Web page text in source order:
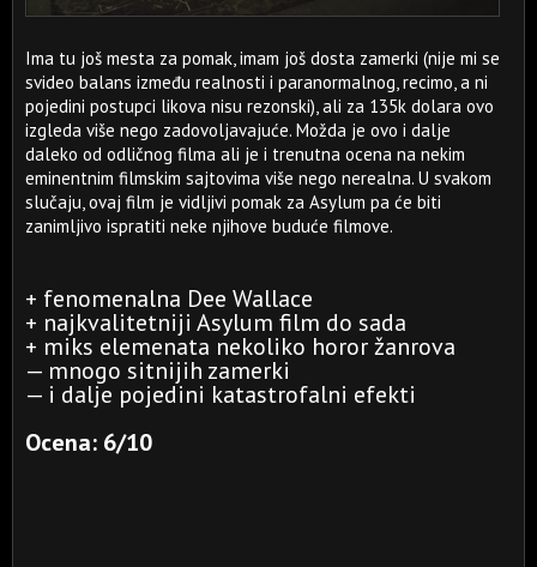
Ima tu još mesta za pomak, imam još dosta zamerki (nije mi se
svideo balans između realnosti i paranormalnog, recimo, a ni
pojedini postupci likova nisu rezonski), ali za 135k dolara ovo
izgleda više nego zadovoljavajuće. Možda je ovo i dalje
daleko od odličnog filma ali je i trenutna ocena na nekim
eminentnim filmskim sajtovima više nego nerealna. U svakom
slučaju, ovaj film je vidljivi pomak za Asylum pa će biti
zanimljivo ispratiti neke njihove buduće filmove.
+ fenomenalna Dee Wallace
+ najkvalitetniji Asylum film do sada
+ miks elemenata nekoliko horor žanrova
— mnogo sitnijih zamerki
— i dalje pojedini katastrofalni efekti
Ocena: 6/10